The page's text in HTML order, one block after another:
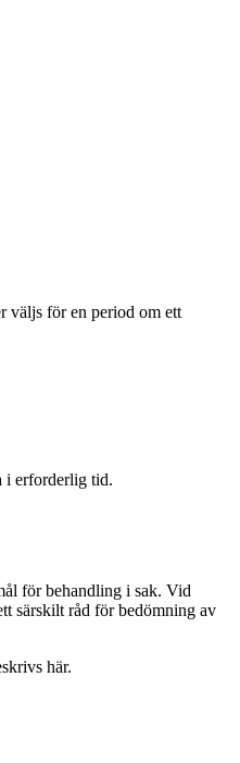
väljs för en period om ett
i erforderlig tid.
för behandling i sak. Vid
särskilt råd för bedömning av
här.